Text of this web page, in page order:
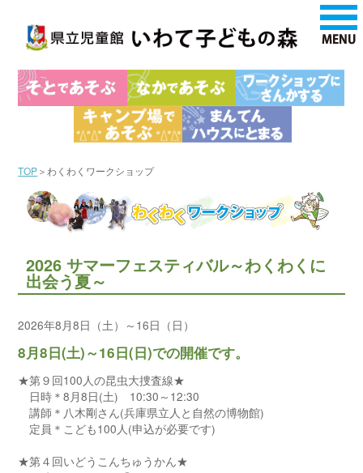
TOP＞わくわくワークショップ
2026 サマーフェスティバル～わくわくに
出会う夏～
2026年8月8日（土）～16日（日）
8月8日(土)～16日(日)での開催です。
★第９回100人の昆虫大捜査線★
日時＊8月8日(土) 10:30～12:30
講師＊八木剛さん(兵庫県立人と自然の博物館)
定員＊こども100人(申込が必要です)
★第４回いどうこんちゅうかん★